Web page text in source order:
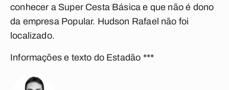
conhecer a Super Cesta Básica e que não é dono
da empresa Popular. Hudson Rafael não foi
localizado.
Informações e texto do Estadão ***